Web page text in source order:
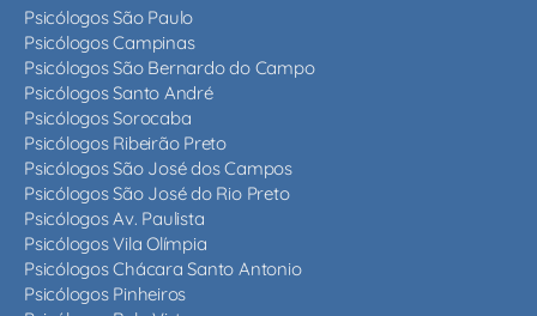
Psicólogos São Paulo
Psicólogos Campinas
Psicólogos São Bernardo do Campo
Psicólogos Santo André
Psicólogos Sorocaba
Psicólogos Ribeirão Preto
Psicólogos São José dos Campos
Psicólogos São José do Rio Preto
Psicólogos Av. Paulista
Psicólogos Vila Olímpia
Psicólogos Chácara Santo Antonio
Psicólogos Pinheiros